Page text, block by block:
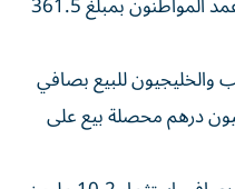
والخليجيون للبيع بصافي
369 مليون درهم و31 مليون درهم محصلة بيع على